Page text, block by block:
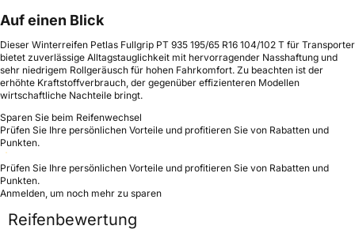
Auf einen Blick
Dieser Winterreifen Petlas Fullgrip PT 935 195/65 R16 104/102 T für Transporter
bietet zuverlässige Alltagstauglichkeit mit hervorragender Nasshaftung und
sehr niedrigem Rollgeräusch für hohen Fahrkomfort. Zu beachten ist der
erhöhte Kraftstoffverbrauch, der gegenüber effizienteren Modellen
wirtschaftliche Nachteile bringt.
Sparen Sie beim Reifenwechsel
Prüfen Sie Ihre persönlichen Vorteile und profitieren Sie von Rabatten und
Punkten.
Prüfen Sie Ihre persönlichen Vorteile und profitieren Sie von Rabatten und
Punkten.
Anmelden, um noch mehr zu sparen
Reifenbewertung